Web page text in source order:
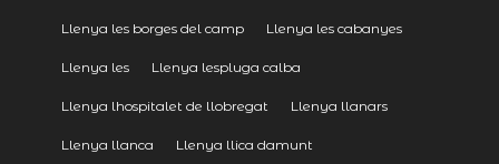
Llenya les borges del camp Llenya les cabanyes
Llenya les Llenya lespluga calba
Llenya lhospitalet de llobregat Llenya llanars
Llenya llanca Llenya llica damunt